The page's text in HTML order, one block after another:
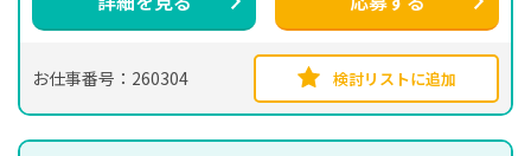
お仕事番号：260304 検討リストに追加